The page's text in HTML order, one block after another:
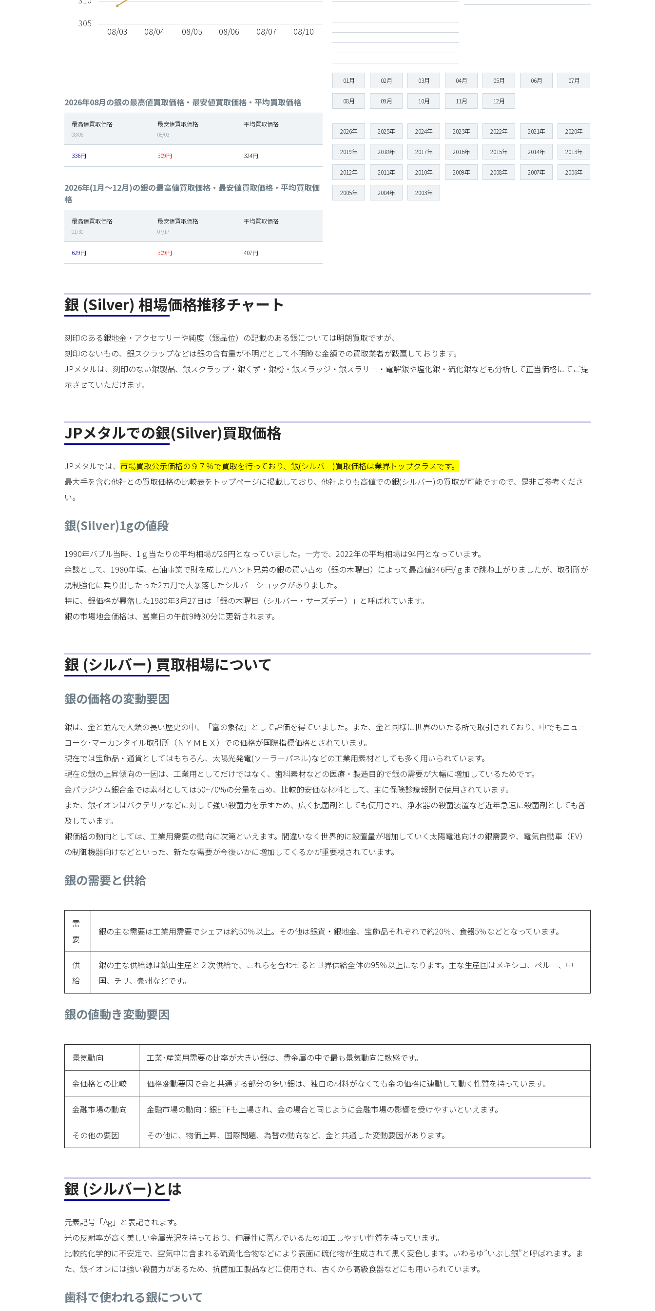
08/03 08/04 08/05 08/06 08/07 08/10
305
2026年08月の銀の最高値買取価格・最安値買取価格・平均買取価格
最高値買取価格
08/06
最安値買取価格
08/03
平均買取価格
336円 309円 324円
2026年(1月～12月)の銀の最高値買取価格・最安値買取価格・平均買取価
格
最高値買取価格
01/30
最安値買取価格
07/17
平均買取価格
629円 309円 407円
01月 02月 03月 04月 05月 06月 07月
08月 09月 10月 11月 12月
2026年 2025年 2024年 2023年 2022年 2021年 2020年
2019年 2018年 2017年 2016年 2015年 2014年 2013年
2012年 2011年 2010年 2009年 2008年 2007年 2006年
2005年 2004年 2003年
銀 (Silver) 相場価格推移チャート
刻印のある銀地金・アクセサリーや純度（銀品位）の記載のある銀については明朗買取ですが、
刻印のないもの、銀スクラップなどは銀の含有量が不明だとして不明瞭な金額での買取業者が跋扈しております。
JPメタルは、刻印のない銀製品、銀スクラップ・銀くず・銀粉・銀スラッジ・銀スラリー・電解銀や塩化銀・硫化銀なども分析して正当価格にてご提
示させていただけます。
JPメタルでの銀(Silver)買取価格
JPメタルでは、 市場買取公示価格の９７％で買取を行っており、銀(シルバー)買取価格は業界トップクラスです。
最大手を含む他社との買取価格の比較表をトップページに掲載しており、他社よりも高値での銀(シルバー)の買取が可能ですので、是非ご参考くださ
い。
銀(Silver)1gの値段
1990年バブル当時、1ｇ当たりの平均相場が26円となっていました。一方で、2022年の平均相場は94円となっています。
余談として、1980年頃、石油事業で財を成したハント兄弟の銀の買い占め（銀の木曜日）によって最高値346円/ｇまで跳ね上がりましたが、取引所が
規制強化に乗り出したった2カ月で大暴落したシルバーショックがありました。
特に、銀価格が暴落した1980年3月27日は「銀の木曜日（シルバー・サーズデー）」と呼ばれています。
銀の市場地金価格は、営業日の午前9時30分に更新されます。
銀 (シルバー) 買取相場について
銀の価格の変動要因
銀は、金と並んで人類の長い歴史の中、「富の象徴」として評価を得ていました。また、金と同様に世界のいたる所で取引されており、中でもニュー
ヨーク･マーカンタイル取引所（ＮＹＭＥＸ）での価格が国際指標価格とされています。
現在では宝飾品・通貨としてはもちろん、太陽光発電(ソーラーパネル)などの工業用素材としても多く用いられています。
現在の銀の上昇傾向の一因は、工業用としてだけではなく、歯科素材などの医療・製造目的で銀の需要が大幅に増加しているためです。
金パラジウム銀合金では素材としては50~70%の分量を占め、比較的安価な材料として、主に保険診療報酬で使用されています。
また、銀イオンはバクテリアなどに対して強い殺菌力を示すため、広く抗菌剤としても使用され、浄水器の殺菌装置など近年急速に殺菌剤としても普
及しています。
銀価格の動向としては、工業用需要の動向に次第といえます。間違いなく世界的に設置量が増加していく太陽電池向けの銀需要や、電気自動車（EV）
の制御機器向けなどといった、新たな需要が今後いかに増加してくるかが重要視されています。
銀の需要と供給
需
要
銀の主な需要は工業用需要でシェアは約50％以上。その他は銀貨・銀地金、宝飾品それぞれで約20％、食器5％などとなっています。
供
給
銀の主な供給源は鉱山生産と２次供給で、これらを合わせると世界供給全体の95％以上になります。主な生産国はメキシコ、ペルー、中
国、チリ、豪州などです。
銀の値動き変動要因
景気動向 工業･産業用需要の比率が大きい銀は、貴金属の中で最も景気動向に敏感です。
金価格との比較 価格変動要因で金と共通する部分の多い銀は、独自の材料がなくても金の価格に連動して動く性質を持っています。
金融市場の動向 金融市場の動向：銀ETFも上場され、金の場合と同じように金融市場の影響を受けやすいといえます。
その他の要因 その他に、物価上昇、国際問題、為替の動向など、金と共通した変動要因があります。
銀 (シルバー)とは
元素記号「Ag」と表記されます。
光の反射率が高く美しい金属光沢を持っており、伸展性に富んでいるため加工しやすい性質を持っています。
比較的化学的に不安定で、空気中に含まれる硫黄化合物などにより表面に硫化物が生成されて黒く変色します。いわるゆ”いぶし銀”と呼ばれます。ま
た、銀イオンには強い殺菌力があるため、抗菌加工製品などに使用され、古くから高級食器などにも用いられています。
歯科で使われる銀について